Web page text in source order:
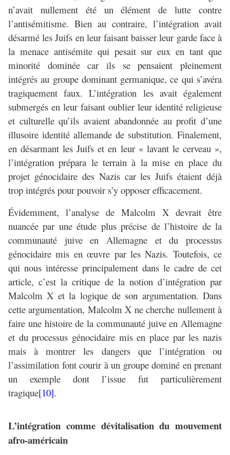
n’avait nullement été un élément de lutte contre
l’antisémitisme. Bien au contraire, l’intégration avait
désarmé les Juifs en leur faisant baisser leur garde face à
la menace antisémite qui pesait sur eux en tant que
minorité dominée car ils se pensaient pleinement
intégrés au groupe dominant germanique, ce qui s’avéra
tragiquement faux. L’intégration les avait également
submergés en leur faisant oublier leur identité religieuse
et culturelle qu’ils avaient abandonnée au profit d’une
illusoire identité allemande de substitution. Finalement,
en désarmant les Juifs et en leur « lavant le cerveau »,
l’intégration prépara le terrain à la mise en place du
projet génocidaire des Nazis car les Juifs étaient déjà
trop intégrés pour pouvoir s’y opposer efficacement.
Évidemment, l’analyse de Malcolm X devrait être
nuancée par une étude plus précise de l’histoire de la
communauté juive en Allemagne et du processus
génocidaire mis en œuvre par les Nazis. Toutefois, ce
qui nous intéresse principalement dans le cadre de cet
article, c’est la critique de la notion d’intégration par
Malcolm X et la logique de son argumentation. Dans
cette argumentation, Malcolm X ne cherche nullement à
faire une histoire de la communauté juive en Allemagne
et du processus génocidaire mis en place par les nazis
mais à montrer les dangers que l’intégration ou
l’assimilation font courir à un groupe dominé en prenant
un exemple dont l’issue fut particulièrement
tragique[10].
L’intégration comme dévitalisation du mouvement
afro-américain